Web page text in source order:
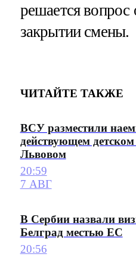
решается
закрытии смены.
ЧИТАЙТЕ ТАКЖЕ
ВСУ разместили
действующем детском
Львовом
20:59
7 АВГ
В Сербии назвали
Белград местью ЕС
20:56